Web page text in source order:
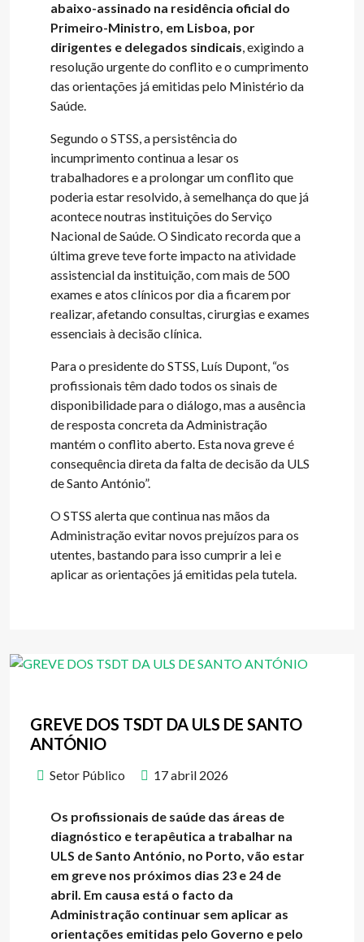
abaixo-assinado na residência oficial do
Primeiro-Ministro, em Lisboa, por
dirigentes e delegados sindicais, exigindo a
resolução urgente do conflito e o cumprimento
das orientações já emitidas pelo Ministério da
Saúde.
Segundo o STSS, a persistência do
incumprimento continua a lesar os
trabalhadores e a prolongar um conflito que
poderia estar resolvido, à semelhança do que já
acontece noutras instituições do Serviço
Nacional de Saúde. O Sindicato recorda que a
última greve teve forte impacto na atividade
assistencial da instituição, com mais de 500
exames e atos clínicos por dia a ficarem por
realizar, afetando consultas, cirurgias e exames
essenciais à decisão clínica.
Para o presidente do STSS, Luís Dupont, “os
profissionais têm dado todos os sinais de
disponibilidade para o diálogo, mas a ausência
de resposta concreta da Administração
mantém o conflito aberto. Esta nova greve é
consequência direta da falta de decisão da ULS
de Santo António”.
O STSS alerta que continua nas mãos da
Administração evitar novos prejuízos para os
utentes, bastando para isso cumprir a lei e
aplicar as orientações já emitidas pela tutela.
GREVE DOS TSDT DA ULS DE SANTO
ANTÓNIO
Setor Público 17 abril 2026
Os profissionais de saúde das áreas de
diagnóstico e terapêutica a trabalhar na
ULS de Santo António, no Porto, vão estar
em greve nos próximos dias 23 e 24 de
abril. Em causa está o facto da
Administração continuar sem aplicar as
orientações emitidas pelo Governo e pelo